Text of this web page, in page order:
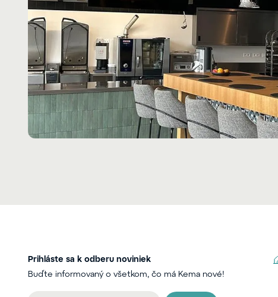
Prihláste sa k odberu noviniek
Buďte informovaný o všetkom, čo má Kema nové!